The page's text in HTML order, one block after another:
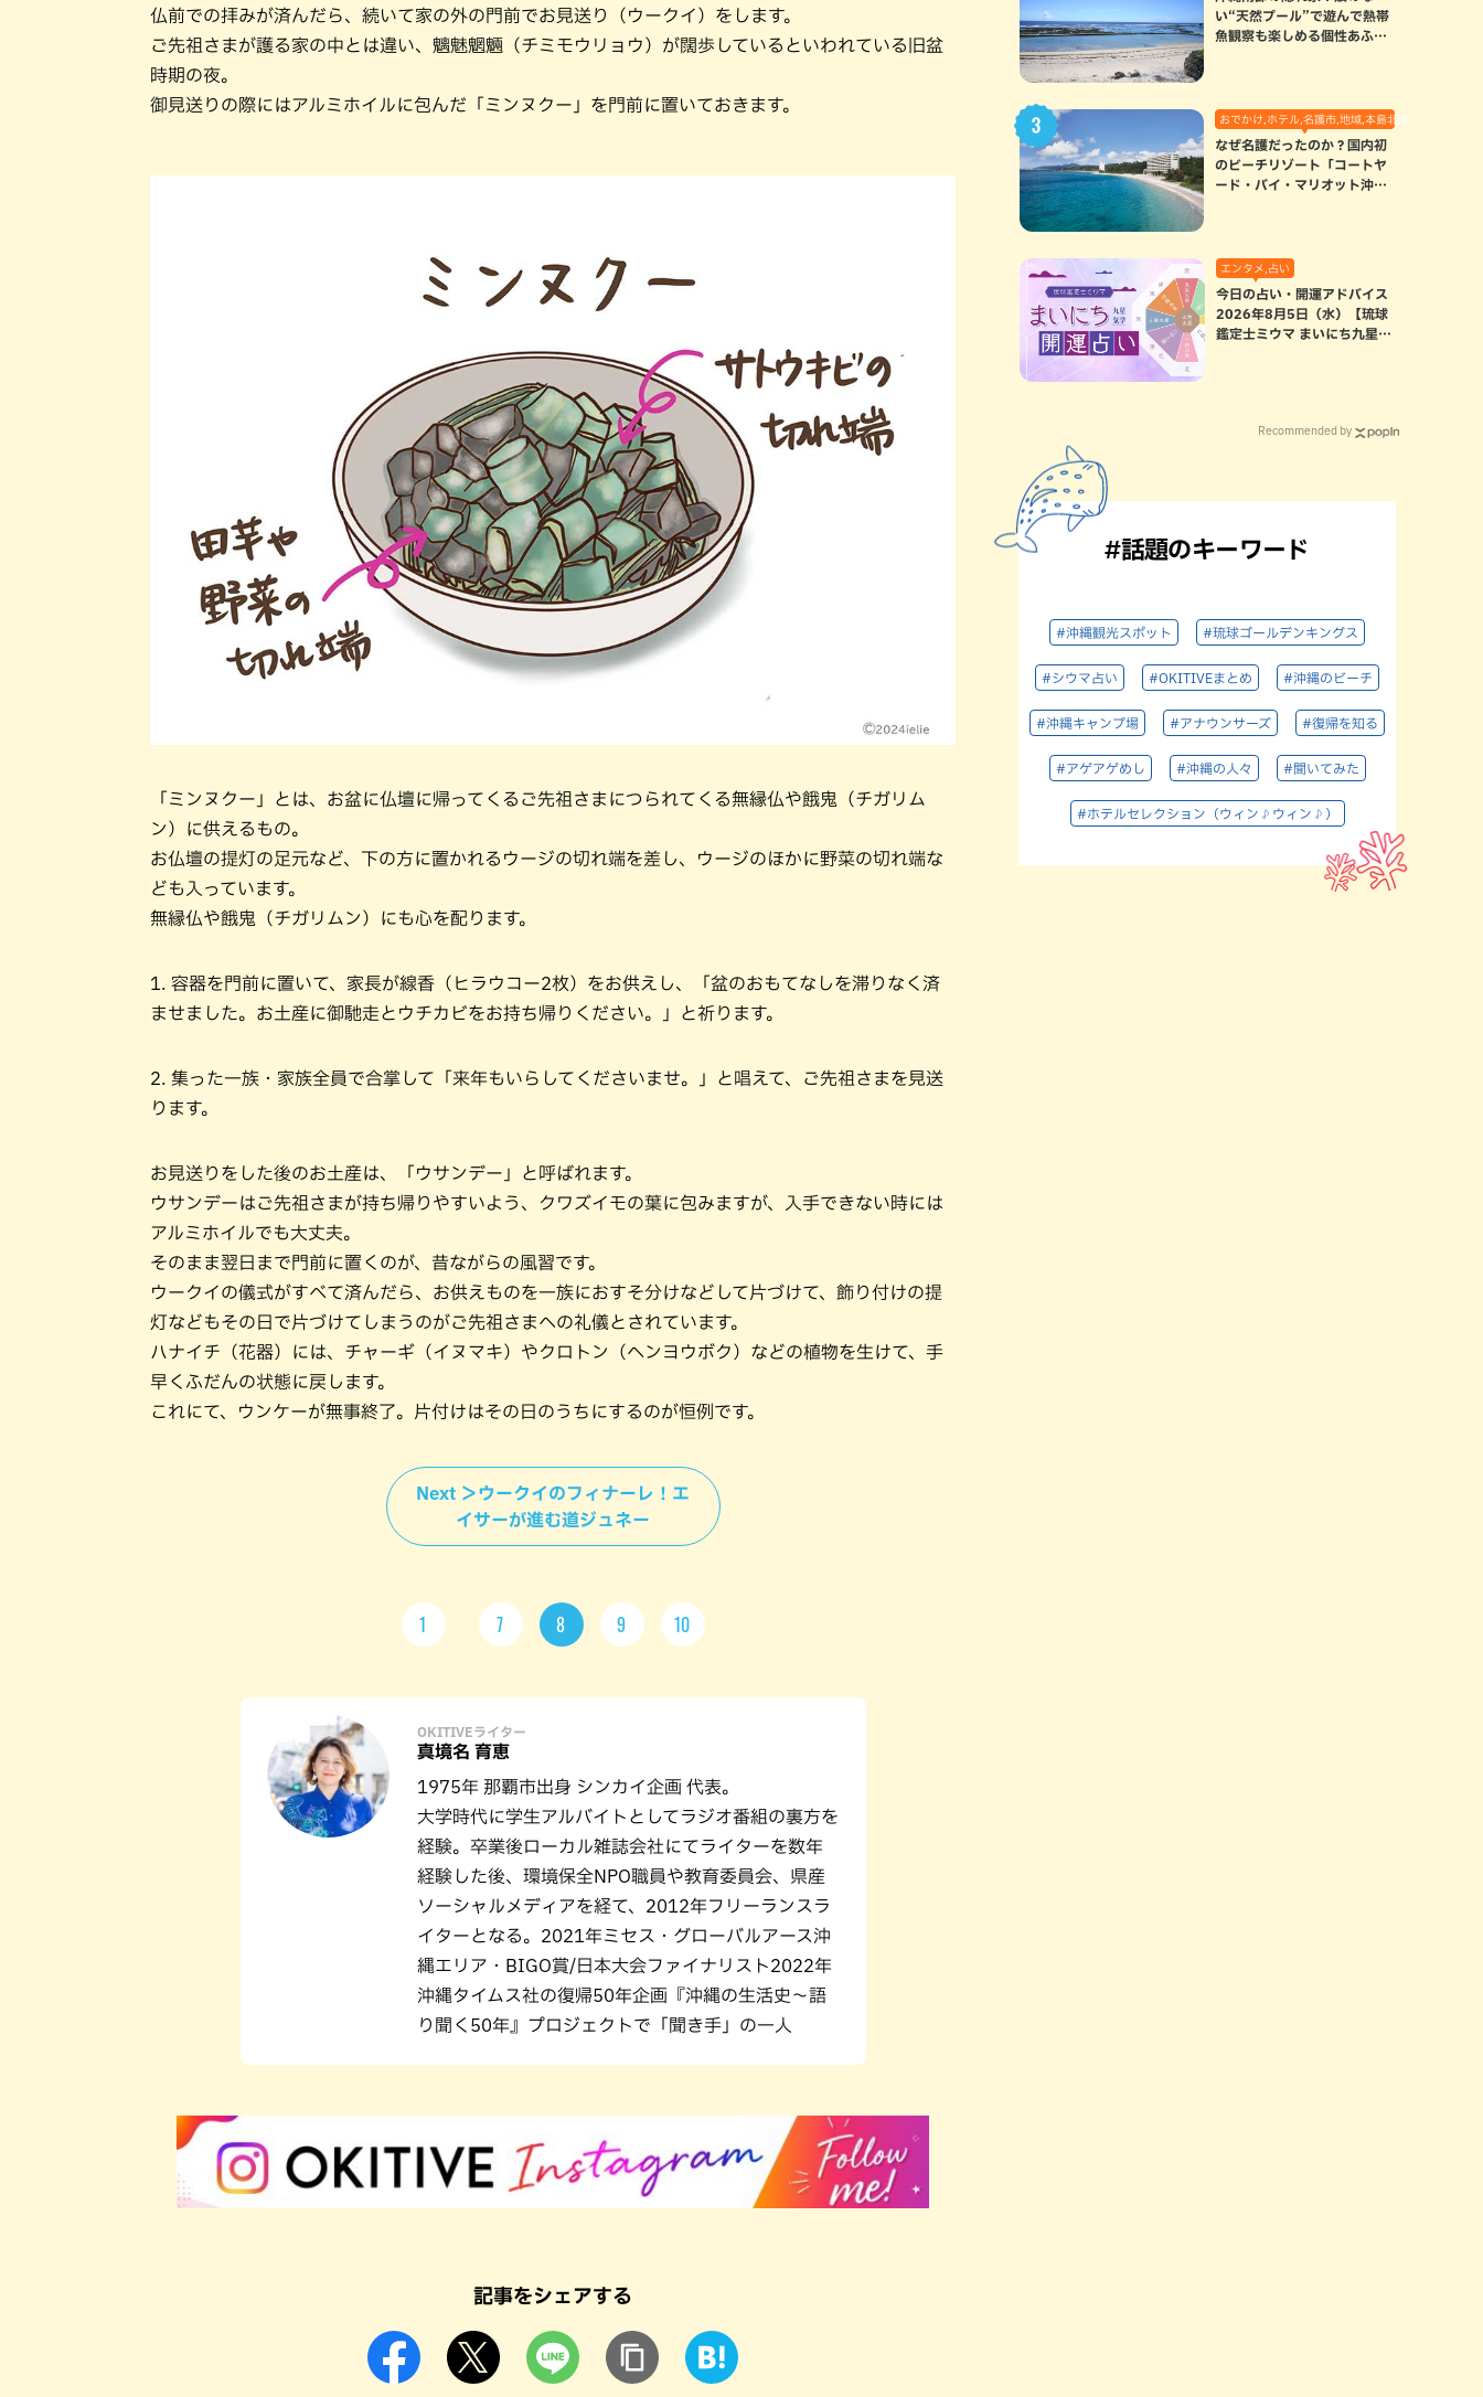
仏前での拝みが済んだら、続いて家の外の門前でお見送り（ウークイ）をします。
ご先祖さまが護る家の中とは違い、魑魅魍魎（チミモウリョウ）が闊歩しているといわれている旧盆
時期の夜。
御見送りの際にはアルミホイルに包んだ「ミンヌクー」を門前に置いておきます。
「ミンヌクー」とは、お盆に仏壇に帰ってくるご先祖さまにつられてくる無縁仏や餓鬼（チガリム
ン）に供えるもの。
お仏壇の提灯の足元など、下の方に置かれるウージの切れ端を差し、ウージのほかに野菜の切れ端な
ども入っています。
無縁仏や餓鬼（チガリムン）にも心を配ります。
1. 容器を門前に置いて、家長が線香（ヒラウコー2枚）をお供えし、「盆のおもてなしを滞りなく済
ませました。お土産に御馳走とウチカビをお持ち帰りください。」と祈ります。
2. 集った一族・家族全員で合掌して「来年もいらしてくださいませ。」と唱えて、ご先祖さまを見送
ります。
お見送りをした後のお土産は、「ウサンデー」と呼ばれます。
ウサンデーはご先祖さまが持ち帰りやすいよう、クワズイモの葉に包みますが、入手できない時には
アルミホイルでも大丈夫。
そのまま翌日まで門前に置くのが、昔ながらの風習です。
ウークイの儀式がすべて済んだら、お供えものを一族におすそ分けなどして片づけて、飾り付けの提
灯などもその日で片づけてしまうのがご先祖さまへの礼儀とされています。
ハナイチ（花器）には、チャーギ（イヌマキ）やクロトン（ヘンヨウボク）などの植物を生けて、手
早くふだんの状態に戻します。
これにて、ウンケーが無事終了。片付けはその日のうちにするのが恒例です。
Next ＞ウークイのフィナーレ！エ
イサーが進む道ジュネー
1 7 8 9 10
OKITIVEライター
真境名 育恵
1975年 那覇市出身 シンカイ企画 代表。
大学時代に学生アルバイトとしてラジオ番組の裏方を
経験。卒業後ローカル雑誌会社にてライターを数年
経験した後、環境保全NPO職員や教育委員会、県産
ソーシャルメディアを経て、2012年フリーランスラ
イターとなる。2021年ミセス・グローバルアース沖
縄エリア・BIGO賞/日本大会ファイナリスト2022年
沖縄タイムス社の復帰50年企画『沖縄の生活史～語
り聞く50年』プロジェクトで「聞き手」の一人
記事をシェアする
い“天然プール”で遊んで熱帯
魚観察も楽しめる個性あふれ
おでかけ,ホテル,名護市,地域,本島北部
なぜ名護だったのか？国内初
のビーチリゾート「コートヤ
ード・バイ・マリオット沖縄
エンタメ,占い
今日の占い・開運アドバイス
2026年8月5日（水）【琉球
鑑定士ミウマ まいにち九星気
Recommended by
#話題のキーワード
#沖縄観光スポット #琉球ゴールデンキングス
#シウマ占い #OKITIVEまとめ #沖縄のビーチ
#沖縄キャンプ場 #アナウンサーズ #復帰を知る
#アゲアゲめし #沖縄の人々 #聞いてみた
#ホテルセレクション（ウィン♪ウィン♪）